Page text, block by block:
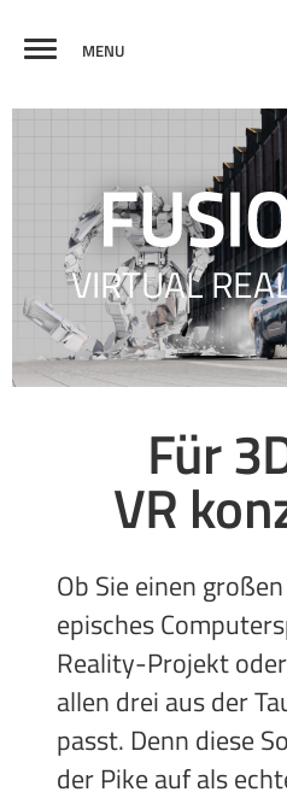
MENU
UND 3D
VIRTUAL
Für
VR
Ob Sie einen
episches
Reality-Projekt
allen drei aus der
passt. Denn diese
der Pike auf als